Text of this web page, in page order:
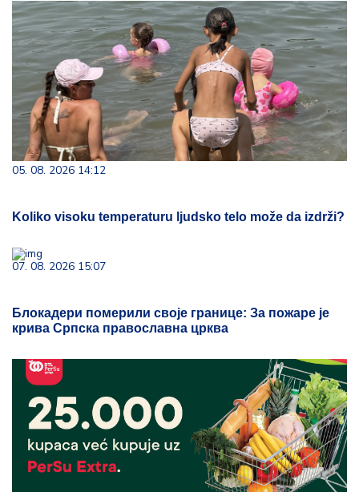
05. 08. 2026 14:12
Koliko visoku temperaturu ljudsko telo može da izdrži?
07. 08. 2026 15:07
Блокадери померили своје границе: За пожаре је
крива Српска православна црква